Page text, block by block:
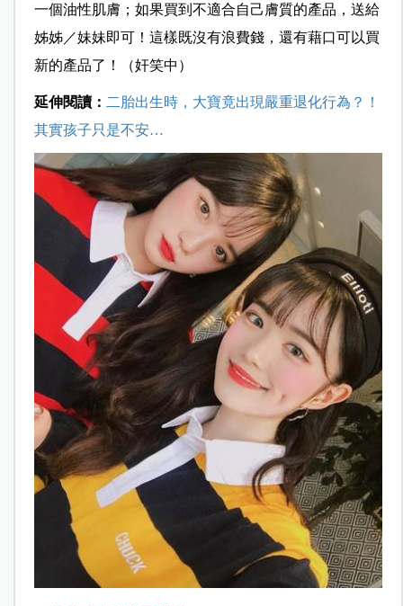
一個油性肌膚；如果買到不適合自己膚質的產品，送給
姊姊／妹妹即可！這樣既沒有浪費錢，還有藉口可以買
新的產品了！（奸笑中）
延伸閱讀： 二胎出生時，大寶竟出現嚴重退化行為？！
其實孩子只是不安…